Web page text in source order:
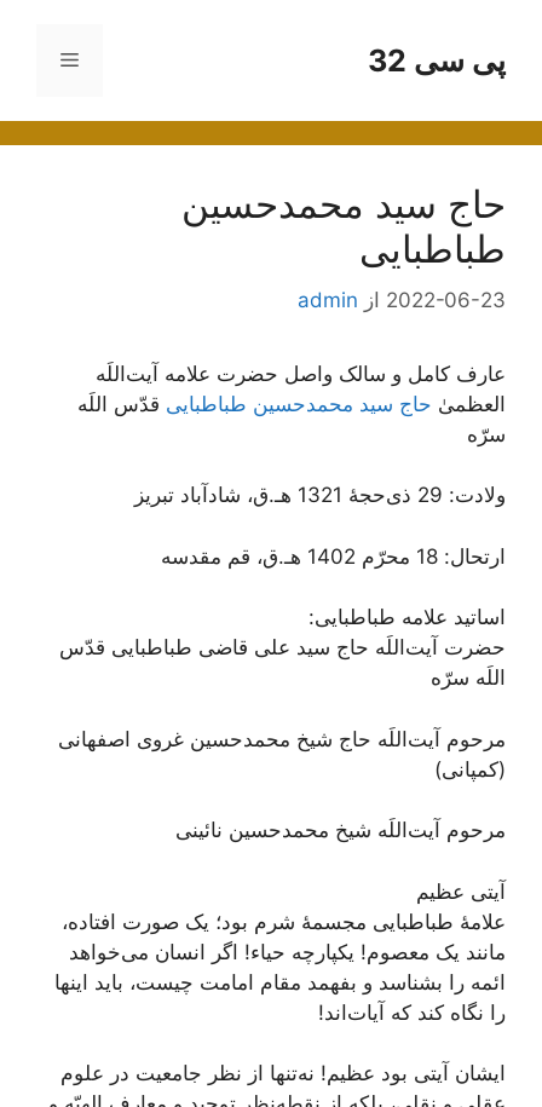
محتواپی سی 32 فهرست
حاج سید محمدحسین
طباطبایی
2022-06-23 از admin
عارف کامل و سالک واصل حضرت علامه آیت‌اللَه
العظمیٰ حاج سید محمدحسین طباطبایی قدّس اللَه
سرّه
ولادت: 29 ذی‌حجۀ 1321 هـ.ق، شادآباد تبریز
ارتحال: 18 محرّم‌ 1402 هـ.ق، قم مقدسه
اساتید علامه طباطبایی:
حضرت آیت‌اللَه حاج سید علی قاضی طباطبایی قدّس
اللَه سرّه
مرحوم آیت‌اللَه حاج شیخ محمدحسین غروی اصفهانی
(کمپانی)
مرحوم آیت‌اللَه شیخ محمدحسین نائینی
آیتی عظیم
علامۀ طباطبایی مجسمۀ شرم بود؛ یک صورت افتاده،
مانند یک معصوم! یکپارچه حیاء! اگر انسان می‌خواهد
ائمه را بشناسد و بفهمد مقام امامت چیست،‌ باید اینها
را نگاه کند که آیات‌اند!
ایشان آیتی بود عظیم! نه‌تنها از نظر جامعیت در علوم